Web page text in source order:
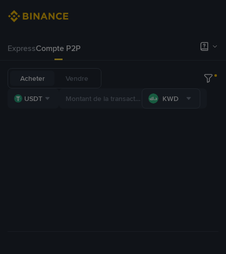
ExpressCompte P2P
Acheter Vendre
USDT KWD